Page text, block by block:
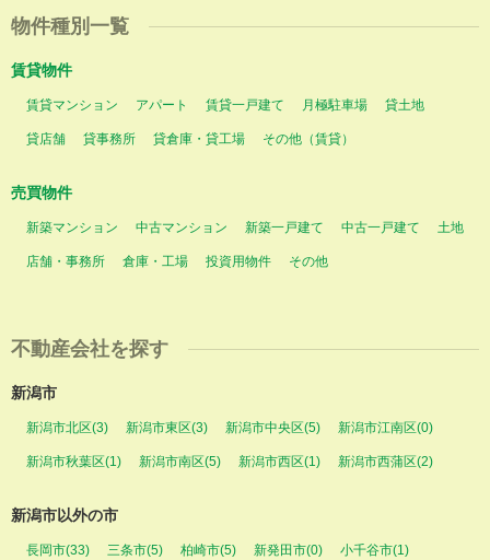
物件種別一覧
賃貸物件
賃貸マンション アパート 賃貸一戸建て 月極駐車場 貸土地
貸店舗 貸事務所 貸倉庫・貸工場 その他（賃貸）
売買物件
新築マンション 中古マンション 新築一戸建て 中古一戸建て 土地
店舗・事務所 倉庫・工場 投資用物件 その他
不動産会社を探す
新潟市
新潟市北区(3) 新潟市東区(3) 新潟市中央区(5) 新潟市江南区(0)
新潟市秋葉区(1) 新潟市南区(5) 新潟市西区(1) 新潟市西蒲区(2)
新潟市以外の市
長岡市(33) 三条市(5) 柏崎市(5) 新発田市(0) 小千谷市(1)